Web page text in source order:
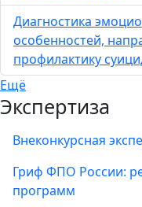
Диагностика
особенностей,
профилактику
Ещё
Экспертиза
Внеконкурсная
Гриф ФПО России:
программ